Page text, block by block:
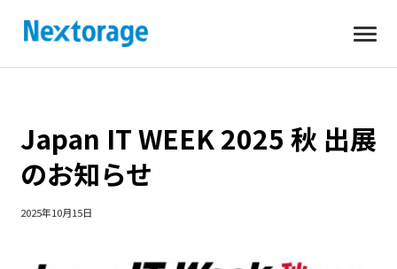
く
Japan IT WEEK 2025 秋 出展
のお知らせ
2025年10月15日